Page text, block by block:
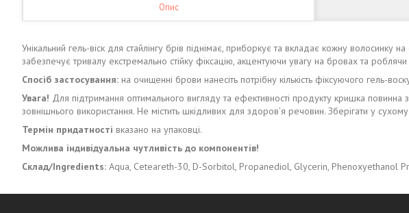
Опис
Унікальний гель-віск для стайлінгу брів піднімає, приборкує та вкладає кожну
забезпечує тривалу екстремально стійку фіксацію, акцентуючи увагу на бровах та
Спосіб застосування: на очищенні брови нанесіть потрібну кількість фіксуючого гель-
Увага! Для підтримання оптимального вигляду та ефективності продукту кришка
зовнішнього використання. Не містить шкідливих для здоров’я речовин. Зберігати у
Термін придатності вказано на упаковці.
Можлива індивідуальна чутливість до компонентів!
Склад/Ingredients: Aqua, Ceteareth-30, D-Sorbitol, Propanediol, Glycerin, Phenoxyethanol